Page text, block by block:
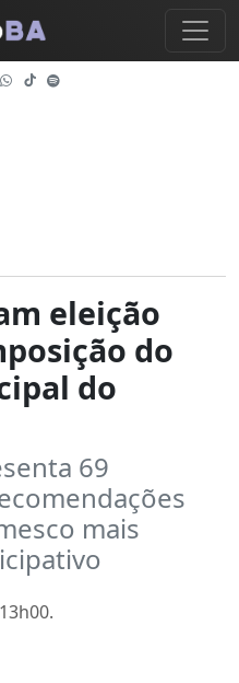
eleição
do
do
69
mais